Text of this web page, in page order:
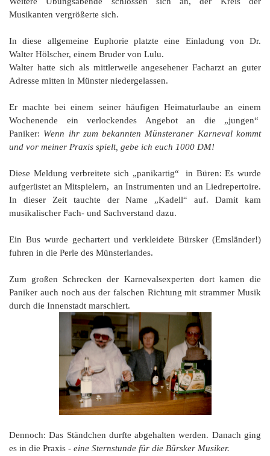
Musikanten vergrößerte sich.
In diese allgemeine Euphorie platzte eine Einladung von Dr.
Walter Hölscher, einem Bruder von Lulu.
Walter hatte sich als mittlerweile angesehener Facharzt an guter
Adresse mitten in Münster niedergelassen.
Er machte bei einem seiner häufigen Heimaturlaube an einem
Wochenende ein verlockendes Angebot an die „jungen“
Paniker: Wenn ihr zum bekannten Münsteraner Karneval kommt
und vor meiner Praxis spielt, gebe ich euch 1000 DM!
Diese Meldung verbreitete sich „panikartig“ in Büren: Es wurde
aufgerüstet an Mitspielern, an Instrumenten und an Liedrepertoire.
In dieser Zeit tauchte der Name „Kadell“ auf. Damit kam
musikalischer Fach- und Sachverstand dazu.
Ein Bus wurde gechartert und verkleidete Bürsker (Emsländer!)
fuhren in die Perle des Münsterlandes.
Zum großen Schrecken der Karnevalsexperten dort kamen die
Paniker auch noch aus der falschen Richtung mit strammer Musik
durch die Innenstadt marschiert.
Dennoch: Das Ständchen durfte abgehalten werden. Danach ging
es in die Praxis - eine Sternstunde für die Bürsker Musiker.